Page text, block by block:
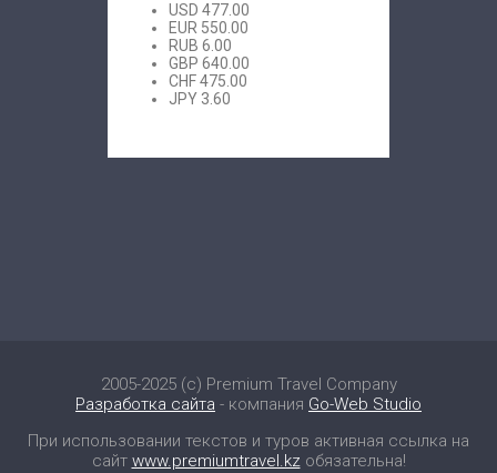
USD 477.00
EUR 550.00
RUB 6.00
GBP 640.00
CHF475.00
JPY 3.60
2005-2025 (c) Premium Travel Company
Разработка сайта - компания Go-Web Studio
При использовании текстов и туров активная ссылка на
сайт www.premiumtravel.kzобязательна!